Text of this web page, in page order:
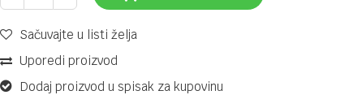
Sačuvajte u listi želja
Uporedi proizvod
Dodaj proizvod u spisak za kupovinu